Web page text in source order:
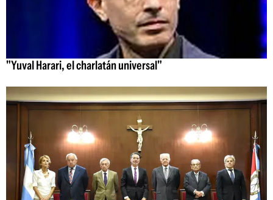
"Yuval Harari, el charlatán universal"